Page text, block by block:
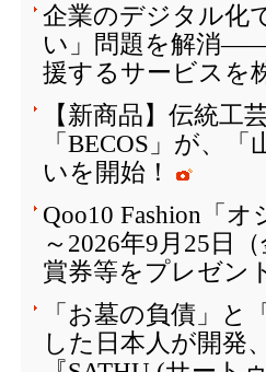
企業のデジタル化
い」問題を解消
援するサービスを
【新商品】伝統工
「BECOS」が、
いを開始！
Qoo10 Fashion「
～2026年9月25日
賞券等をプレゼン
「お墓の負債」
した日本人が開発